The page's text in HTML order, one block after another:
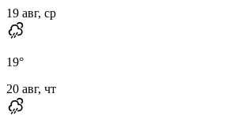
19 авг, ср
19°
20 авг, чт